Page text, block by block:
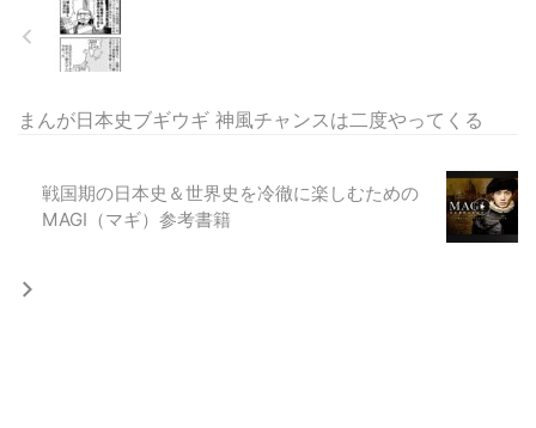
まんが日本史ブギウギ 神風チャンスは二度やってくる
戦国期の日本史＆世界史を冷徹に楽しむための
MAGI（マギ）参考書籍